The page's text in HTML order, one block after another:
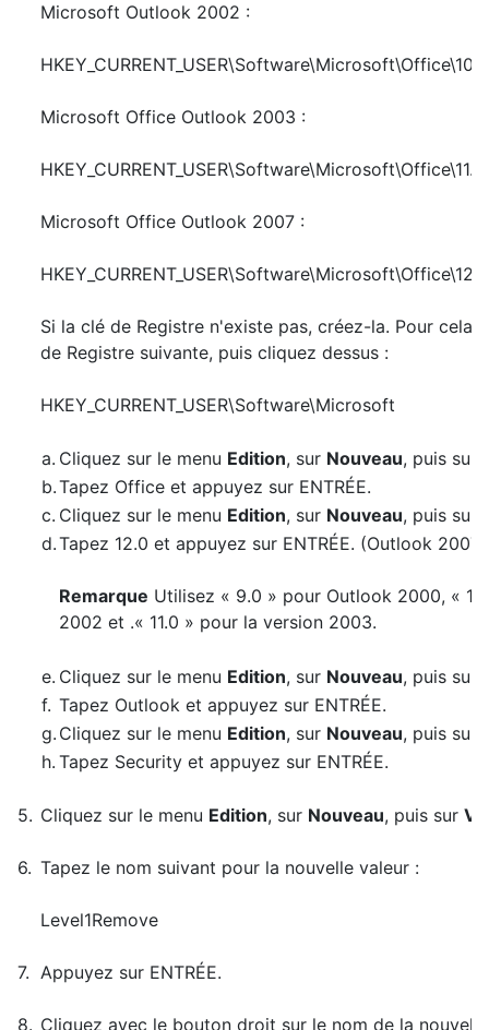
Microsoft Outlook 2002 :
Microsoft Office Outlook 2003 :
Microsoft Office Outlook 2007 :
Si la clé de Registre n'existe pas, créez-la. Pour cela,
de Registre suivante, puis cliquez dessus :
HKEY_CURRENT_USER\Software\Microsoft
a. Cliquez sur le menu Edition, sur Nouveau, puis sur
b.Tapez Office et appuyez sur ENTRÉE.
c. Cliquez sur le menu Edition, sur Nouveau, puis sur
d.Tapez 12.0 et appuyez sur ENTRÉE. (Outlook 2007)
Remarque Utilisez « 9.0 » pour Outlook 2000, «
2002 et .« 11.0 » pour la version 2003.
e. Cliquez sur le menu Edition, sur Nouveau, puis sur
f. Tapez Outlook et appuyez sur ENTRÉE.
g. Cliquez sur le menu Edition, sur Nouveau, puis sur
h. Tapez Security et appuyez sur ENTRÉE.
5. Cliquez sur le menu Edition, sur Nouveau, puis sur
6. Tapez le nom suivant pour la nouvelle valeur :
Level1Remove
7. Appuyez sur ENTRÉE.
8. Cliquez avec le bouton droit sur le nom de la